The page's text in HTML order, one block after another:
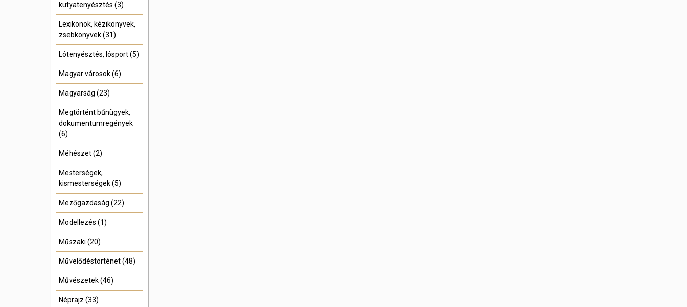
kutyatenyésztés (3)
Lexikonok, kézikönyvek,
zsebkönyvek (31)
Lótenyésztés, lósport (5)
Magyar városok (6)
Magyarság (23)
Megtörtént bűnügyek,
dokumentumregények
(6)
Méhészet (2)
Mesterségek,
kismesterségek (5)
Mezőgazdaság (22)
Modellezés (1)
Műszaki (20)
Művelődéstörténet (48)
Művészetek (46)
Néprajz (33)